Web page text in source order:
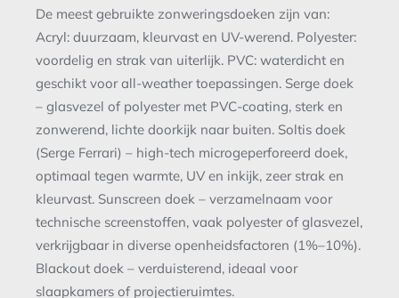
De meest gebruikte zonweringsdoeken zijn van:
Acryl: duurzaam, kleurvast en UV-werend. Polyester:
voordelig en strak van uiterlijk. PVC: waterdicht en
geschikt voor all-weather toepassingen. Serge doek
– glasvezel of polyester met PVC-coating, sterk en
zonwerend, lichte doorkijk naar buiten. Soltis doek
(Serge Ferrari) – high-tech microgeperforeerd doek,
optimaal tegen warmte, UV en inkijk, zeer strak en
kleurvast. Sunscreen doek – verzamelnaam voor
technische screenstoffen, vaak polyester of glasvezel,
verkrijgbaar in diverse openheidsfactoren (1%–10%).
Blackout doek – verduisterend, ideaal voor
slaapkamers of projectieruimtes.